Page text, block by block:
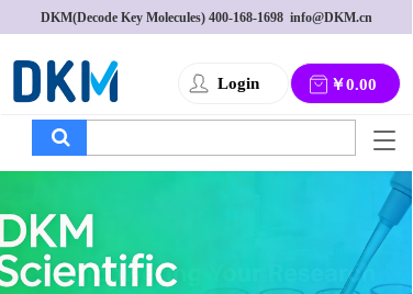
DKM(Decode Key Molecules) 400-168-1698
  info@DKM.cn
Login ￥0.00
T
g
g
l